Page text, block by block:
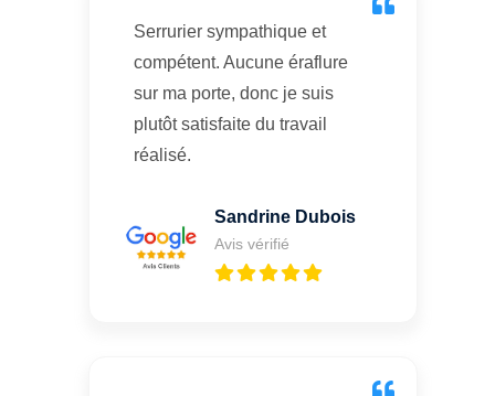
Serrurier sympathique et
compétent. Aucune éraflure
sur ma porte, donc je suis
plutôt satisfaite du travail
réalisé.
Sandrine Dubois
Avis vérifié